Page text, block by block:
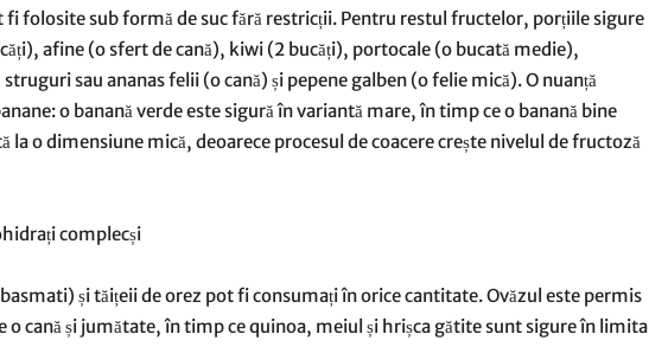
folosite sub formă de suc fără restricții. Pentru restul fructelor, porțiile sigure
afine (o sfert de cană), kiwi (2 bucăți), portocale (o bucată medie),
sau ananas felii (o cană) și pepene galben (o felie mică). O nuanță
o banană verde este sigură în variantă mare, în timp ce o banană bine
la o dimensiune mică, deoarece procesul de coacere crește nivelul de fructoză
complecși
și tăițeii de orez pot fi consumați în orice cantitate. Ovăzul este permis
o cană și jumătate, în timp ce quinoa, meiul și hrișca gătite sunt sigure în limita